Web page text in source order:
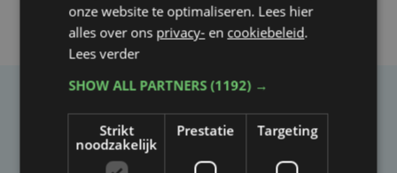
Taalfout opgemerkt?
Heb je een taal- of schrijffout opgemerkt in dit
artikel?
onze website te optimaliseren. Lees hier
alles over ons privacy- en cookiebeleid.
Lees verder
SHOW ALL PARTNERS(1192) →
Strikt
noodzakelijk
Prestatie Targeting